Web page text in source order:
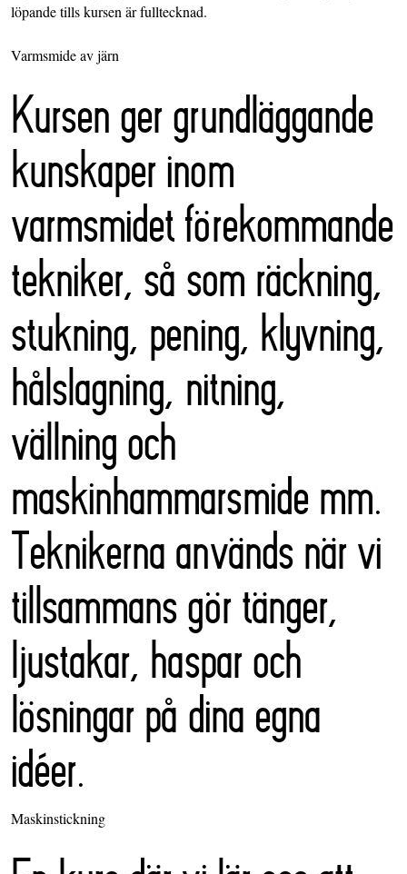
löpande tills kursen är fulltecknad.
Varmsmide av järn
Kursen ger grundläggande
kunskaper inom
varmsmidet förekommande
tekniker, så som räckning,
stukning, pening, klyvning,
hålslagning, nitning,
vällning och
maskinhammarsmide mm.
Teknikerna används när vi
tillsammans gör tänger,
ljustakar, haspar och
lösningar på dina egna
idéer.
Maskinstickning